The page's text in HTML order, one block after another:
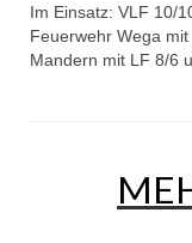
Dienstplan
Im Einsatz: VLF 10/
Feuerwehr Wega
Mandern mit LF 8/6